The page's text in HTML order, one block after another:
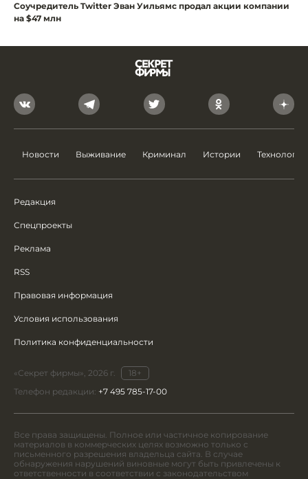
Соучредитель Twitter Эван Уильямс продал акции компании
на $47 млн
Новости Выживание Криминал Истории Технологии
Редакция
Спецпроекты
Реклама
RSS
Правовая информация
Условия использования
Политика конфиденциальности
«Секрет фирмы», 2026 г.
18+
Телефон редакции: +7 495 785-17-00
Все права защищены. Полное или частичное копирование
материалов в коммерческих целях возможно только с
письменного разрешения владельца сайта. В случае
обнаружения нарушений виновные могут быть привлечены к
ответственности в соответствии с законодательством